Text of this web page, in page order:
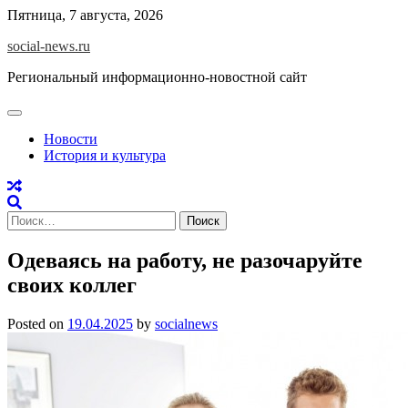
Skip
content
Пятница, 7 августа, 2026
social-news.ru
Региональный информационно-новостной сайт
Новости
История и культура
Найти:
Одеваясь на работу, не разочаруйте
своих коллег
Posted on 19.04.2025 by socialnews